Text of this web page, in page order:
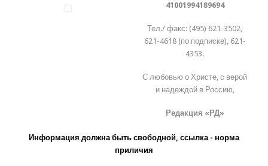
41001994189694
Тел./ факс: (495) 621-3502,
621-4618 (по подписке), 621-
4353.
С любовью о Христе, с верой
и надеждой в Россию,
Редакция «РД»
Информация должна быть свободной, ссылка - норма
приличия